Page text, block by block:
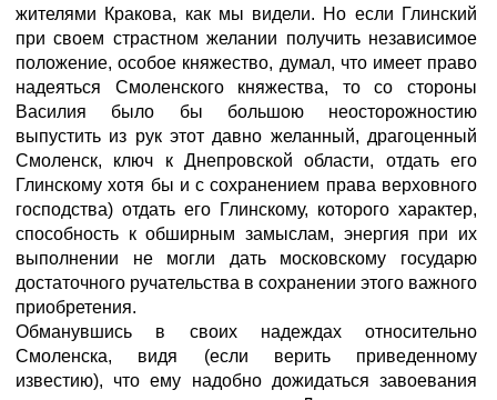
жителями Кракова, как мы видели. Но если Глинский
при своем страстном желании получить независимое
положение, особое княжество, думал, что имеет право
надеяться Смоленского княжества, то со стороны
Василия было бы большою неосторожностию
выпустить из рук этот давно желанный, драгоценный
Смоленск, ключ к Днепровской области, отдать его
Глинскому хотя бы и с сохранением права верховного
господства) отдать его Глинскому, которого характер,
способность к обширным замыслам, энергия при их
выполнении не могли дать московскому государю
достаточного ручательства в сохранении этого важного
приобретения.
Обманувшись в своих надеждах относительно
Смоленска, видя (если верить приведенному
известию), что ему надобно дожидаться завоевания